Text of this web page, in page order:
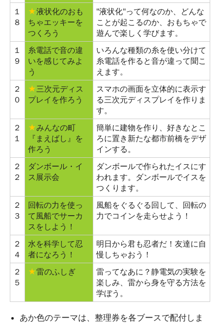
１
８
★液状化のおも
ちゃエッキーを
つくろう
"液状化"って何なのか、どんな
ことが起こるのか、おもちゃで
遊んで楽しく学びます。
１
９
糸電話で音の違
いを感じてみよ
う
いろんな種類の糸を使い分けて
糸電話を作ると音が違って聞こ
えます。
２
０
★三次元ディス
プレイを作ろう
スマホの画面を立体的に表示す
る三次元ディスプレイを作りま
す。
２
１
★みんなの町
『まえばし』を
作ろう
簡単に建物を作り、好きなとこ
ろに置き新たな都市前橋をデザ
インする。
２
２
ダンボール・イ
ス展示会
ダンボールで作られたイスにす
われます。ダンボールでイスを
つくります。
２
３
回転の力を使っ
て風船でサーカ
スをしよう！
風船をぐるぐる回して、回転の
力でコインを走らせよう！
２
４
水を科学して忍
者になろう！
明日から君も忍者だ！友達に自
慢しちゃおう！
２
５
★雷のふしぎ
雷ってなあに？静電気の実験を
楽しみ、雷から身を守る方法を
学ぼう。
あか色のテーマは、整理券を各ブースで配付しま